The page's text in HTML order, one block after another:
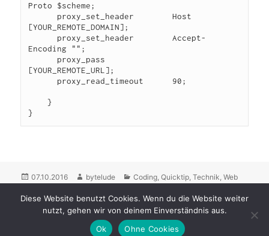
Proto $scheme;
[YOUR_REMOTE_DOMAIN];
Encoding "";
[YOUR_REMOTE_URL];
    }
Posted
07.10.2016 Author
bytelude Categories
Coding,Quicktip,Technik,Web
Web
2 Commentson [Quicktip] Nginx Reverse Proxy mit Basic Auth
Impressum & Datenschutz Proudly powered by WordPress
Diese Website benutzt Cookies. Wenn du die Website weiter
nutzt, gehen wir von deinem Einverständnis aus.
Ok
Ohne Cookies